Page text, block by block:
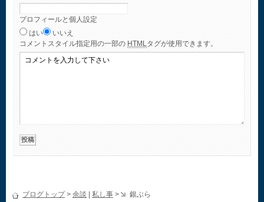
プロフィールと個人設定
はい
いいえ
コメント スタイル指定用の一部の HTMLタグが使用できます。
ブログトップ> 余談 私し事 > 銀ぶら